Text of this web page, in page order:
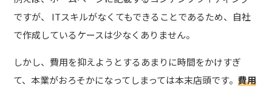
ですが、 ITスキルがなくてもできることであるため、自社
で作成しているケースは少なくありません。
しかし、費用を抑えようとするあまりに時間をかけすぎ
て、本業がおろそかになってしまっては本末店頭です。費用